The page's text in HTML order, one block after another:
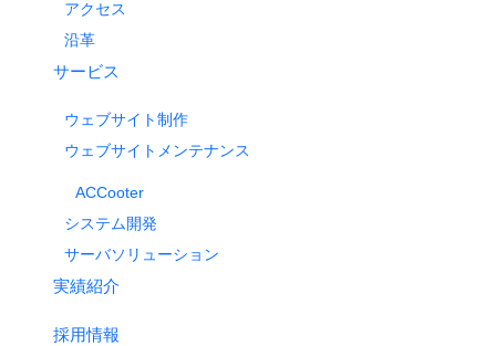
アクセス
沿革
サービス
ウェブサイト制作
ウェブサイトメンテナンス
ACCooter
システム開発
サーバソリューション
実績紹介
採用情報